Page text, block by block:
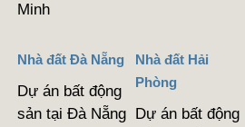
Minh
Nhà đất Đà Nẵng
Dự án bất động
sản tại Đà Nẵng
Nhà đất Hải
Phòng
Dự án bất động